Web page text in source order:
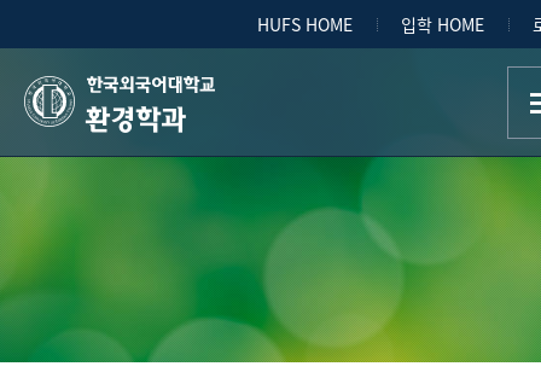
HUFS HOME 입학 HOME
환경학과